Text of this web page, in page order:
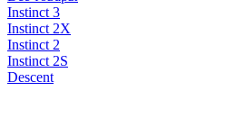
Instinct 3
Instinct 2X
Instinct 2
Instinct 2S
Descent